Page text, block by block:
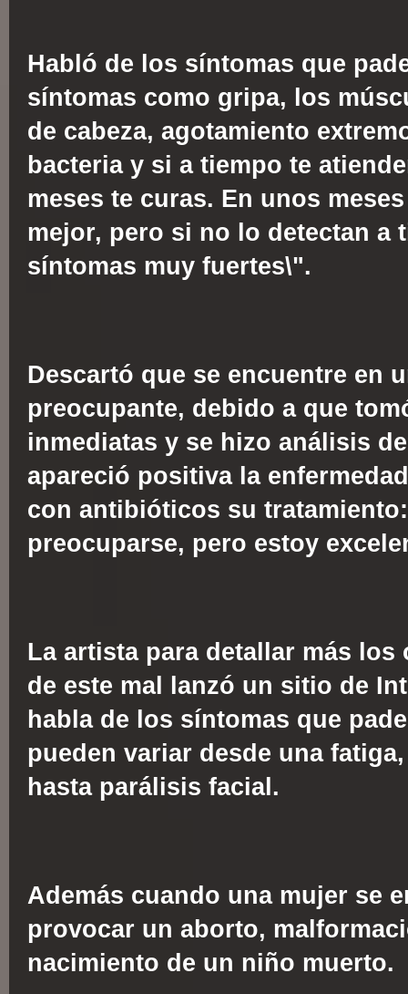
Habló de los síntomas que
síntomas como gripa, los
de cabeza, agotamiento
bacteria y si a tiempo te
meses te curas. En unos
mejor, pero si no lo detectan a
síntomas muy fuertes\".
Descartó que se encuentre en
preocupante, debido a que
inmediatas y se hizo análisis
apareció positiva la
con antibióticos su
preocuparse, pero estoy
La artista para detallar más los
de este mal lanzó un sitio de
habla de los síntomas que
pueden variar desde una
hasta parálisis facial.
Además cuando una mujer se
provocar un aborto,
nacimiento de un niño muerto.